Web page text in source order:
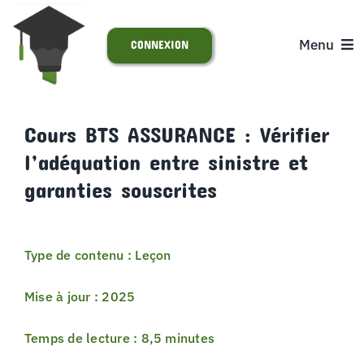
Passer
contenu
Menu
S’INSCRIRE
SUPPORT
CONNEXION
Cours BTS ASSURANCE : Vérifier
l’adéquation entre sinistre et
garanties souscrites
Type de contenu : Leçon
Mise à jour : 2025
Temps de lecture : 8,5 minutes